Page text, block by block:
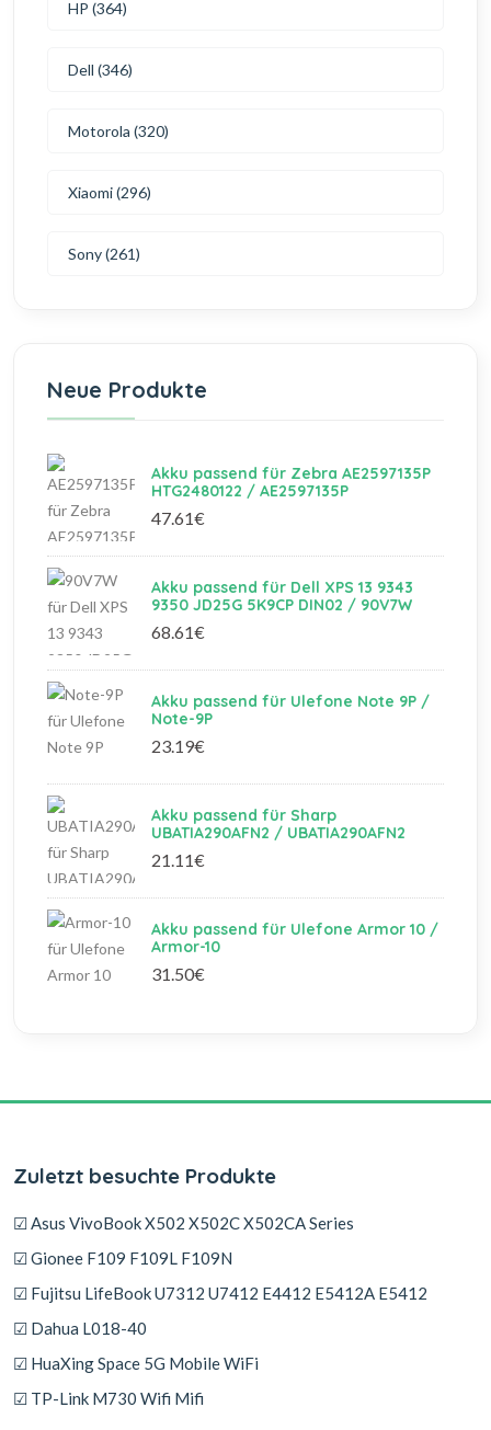
HP (364)
Dell (346)
Motorola (320)
Xiaomi (296)
Sony (261)
Neue Produkte
Akku passend für Zebra AE2597135P
HTG2480122 / AE2597135P
47.61€
Akku passend für Dell XPS 13 9343
9350 JD25G 5K9CP DIN02 / 90V7W
68.61€
Akku passend für Ulefone Note 9P /
Note-9P
23.19€
Akku passend für Sharp
UBATIA290AFN2 / UBATIA290AFN2
21.11€
Akku passend für Ulefone Armor 10 /
Armor-10
31.50€
Zuletzt besuchte Produkte
☑ Asus VivoBook X502 X502C X502CA Series
☑ Gionee F109 F109L F109N
☑ Fujitsu LifeBook U7312 U7412 E4412 E5412A E5412
☑ Dahua L018-40
☑ HuaXing Space 5G Mobile WiFi
☑ TP-Link M730 Wifi Mifi